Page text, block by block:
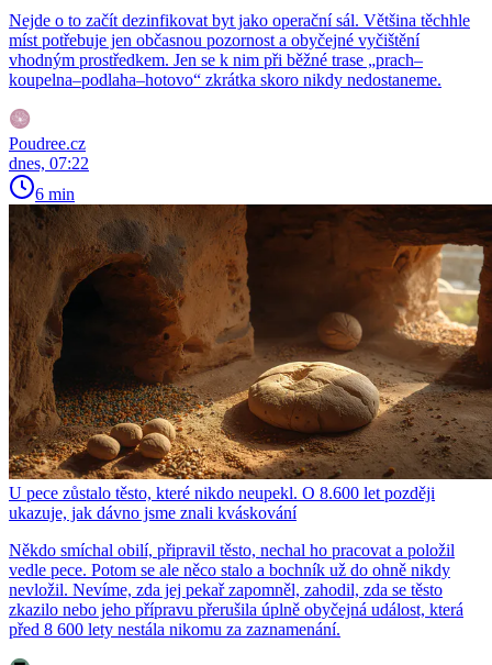
Nejde o to začít dezinfikovat byt jako operační sál. Většina těchhle
míst potřebuje jen občasnou pozornost a obyčejné vyčištění
vhodným prostředkem. Jen se k nim při běžné trase „prach–
koupelna–podlaha–hotovo“ zkrátka skoro nikdy nedostaneme.
Poudree.cz
dnes, 07:22
6 min
U pece zůstalo těsto, které nikdo neupekl. O 8.600 let později
ukazuje, jak dávno jsme znali kváskování
Někdo smíchal obilí, připravil těsto, nechal ho pracovat a položil
vedle pece. Potom se ale něco stalo a bochník už do ohně nikdy
nevložil. Nevíme, zda jej pekař zapomněl, zahodil, zda se těsto
zkazilo nebo jeho přípravu přerušila úplně obyčejná událost, která
před 8 600 lety nestála nikomu za zaznamenání.